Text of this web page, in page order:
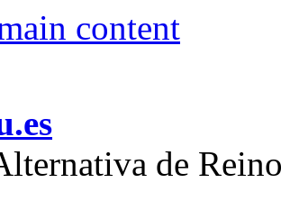
content
de